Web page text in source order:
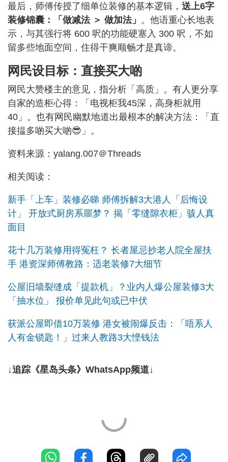
最后，师傅传授了细单位装修的基本逻辑， 送上6字
装修锦囊：「做减法 ＞ 做加法」 。他语重心长地表
示，与其强行将 600 呎的功能硬塞入 300 呎，不如
留多些地面空间，住得干爽顺畅才是真谛。
网民设目标：直接买大啲
网民大赞楼主的意见，指分析「高质」。有人更分享
自家的造柜心得：「电视柜我45深，高身柜就用
40」。也有网民幽默地道出最根本的解决方法：「直
接揾多啲买大啲😎」。
资料来源：yalang.007＠Threads
相关阅读：
新手「上车」装修必睇 师傅拆解3大港人「后悔设
计」 开放式厨房系噩梦？ 揭「零缝隙衣柜」骇人真
面目
花十几万装修用得冤枉？ 长者屋忌抄老人院全屋扶
手 港资深师傅教路：适老装修7大细节
公屋旧墙裂缝成「提款机」？业内人爆公屋装修3大
「抽水位」 报价单见此句或已中伏
获派公屋即借10万装修 港女被闹爆反击：「唔系人
人有金锁匙！」过来人教路3大悭钱法
↓追踪《星岛头条》WhatsApp频道↓